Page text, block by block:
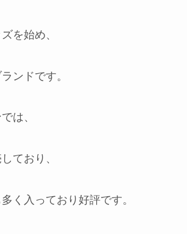
を始め、
ンドです。
は、
ており、
く入っており好評です。